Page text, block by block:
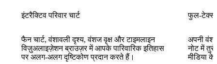
इंटरैक्टिव परिवार चार्ट
फैन चार्ट, वंशावली दृश्य, वंशज वृक्ष और टाइमलाइन
विज़ुअलाइज़ेशन ब्राउज़र में आपके पारिवारिक इतिहास
पर अलग-अलग दृष्टिकोण प्रदान करते हैं।
फुल-
अपनी
नोट में
मीडिया